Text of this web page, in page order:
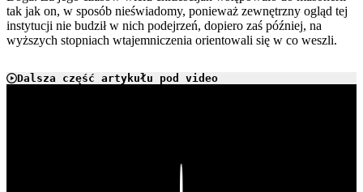
tak jak on, w sposób nieświadomy, ponieważ zewnętrzny ogląd tej
instytucji nie budził w nich podejrzeń, dopiero zaś później, na
wyższych stopniach wtajemniczenia orientowali się w co weszli.
Dalsza część artykułu pod video